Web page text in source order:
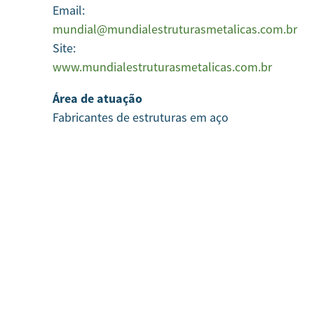
Email:
mundial@mundialestruturasmetalicas.com.br
Site:
www.mundialestruturasmetalicas.com.br
Área de atuação
Fabricantes de estruturas em aço